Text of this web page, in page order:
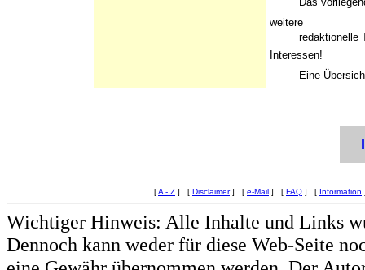
weitere
redaktionelle
Interessen!
Eine Übersicht
[A - Z ] [ Disclaimer] [ e-Mail ] [ FAQ ] [ Information
Wichtiger Hinweis: Alle Inhalte und Links
Dennoch kann weder für diese Web-Seite